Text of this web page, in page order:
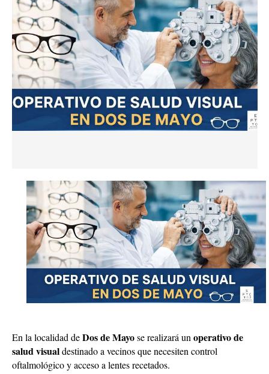
En la localidad deDos de Mayose realizará unoperativo de
salud visualdestinado a vecinos que necesiten control
oftalmológico y acceso a lentes recetados.